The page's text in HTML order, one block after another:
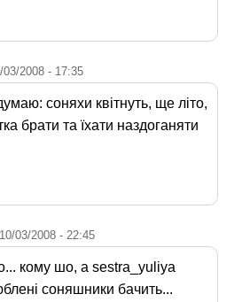
03/2008 - 17:35
соняхи квітнуть, ще літо,
брати та їхати наздоганяти
03/2008 - 22:45
кому шо, а sestra_yuliya
соняшники бачить...